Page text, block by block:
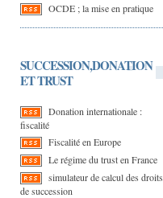
OCDE ; la mise en pratique
SUCCESSION,DONATION
ET TRUST
Donation internationale :
fiscalité
Fiscalité en Europe
Le régime du trust en France
simulateur de calcul des droits
de succession